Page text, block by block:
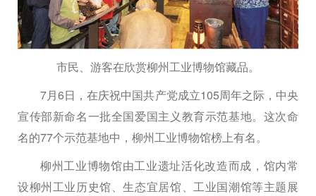
市民、游客在欣赏柳州工业博物馆藏品。
7月6日，在庆祝中国共产党成立105周年之际，中央
宣传部新命名一批全国爱国主义教育示范基地。这次命
名的77个示范基地中，柳州工业博物馆榜上有名。
柳州工业博物馆由工业遗址活化改造而成，馆内常
设柳州工业历史馆、生态宜居馆、工业国潮馆等主题展